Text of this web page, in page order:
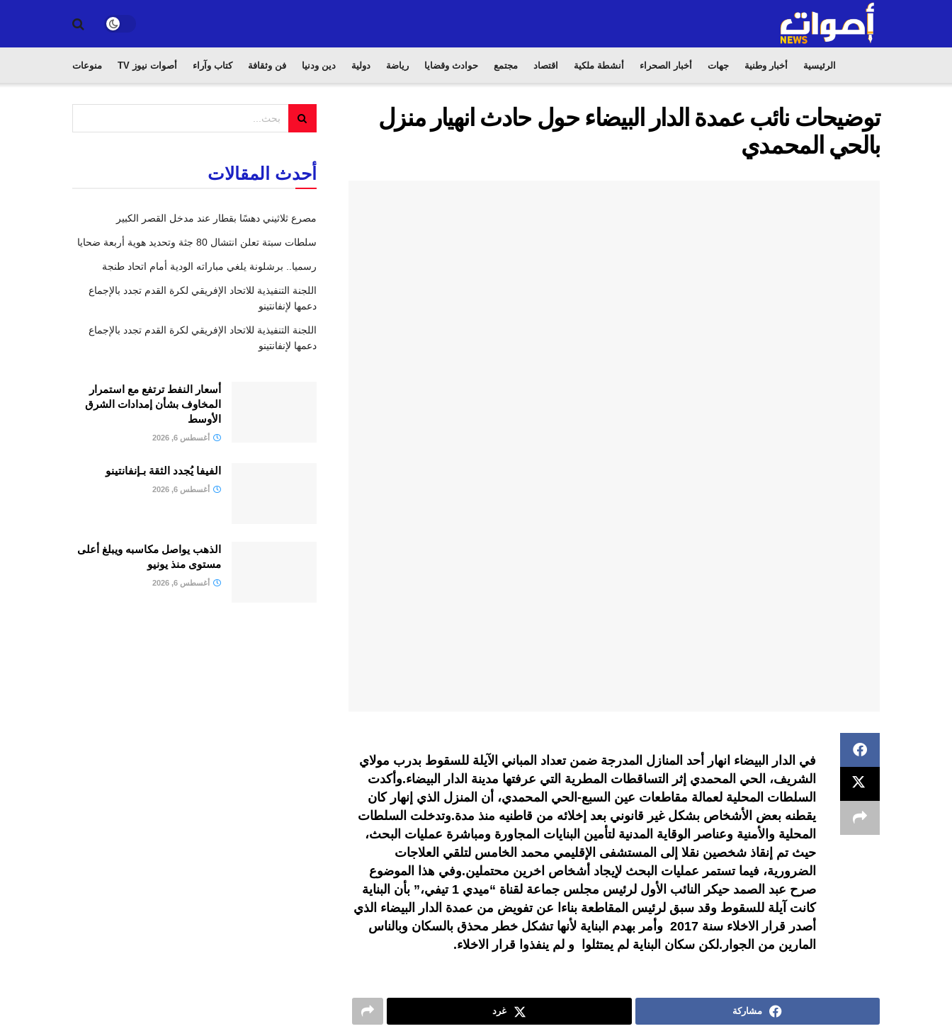
الرئيسية أخبار وطنية جهات أخبار الصحراء أنشطة ملكية اقتصاد مجتمع حوادث وقضايا رياضة دولية دين ودنيا فن وثقافة كتاب وآراء أصوات نيوز TV منوعات
توضيحات نائب عمدة الدار البيضاء حول حادث انهيار منزل
بالحي المحمدي
في الدار البيضاء انهار أحد المنازل المدرجة ضمن تعداد المباني الآيلة للسقوط بدرب مولاي
الشريف، الحي المحمدي إثر التساقطات المطرية التي عرفتها مدينة الدار البيضاء.وأكدت
السلطات المحلية لعمالة مقاطعات عين السبع-الحي المحمدي، أن المنزل الذي إنهار كان
يقطنه بعض الأشخاص بشكل غير قانوني بعد إخلائه من قاطنيه منذ مدة.وتدخلت السلطات
المحلية والأمنية وعناصر الوقاية المدنية لتأمين البنايات المجاورة ومباشرة عمليات البحث،
حيث تم إنقاذ شخصين نقلا إلى المستشفى الإقليمي محمد الخامس لتلقي العلاجات
الضرورية، فيما تستمر عمليات البحث لإيجاد أشخاص اخرين محتملين.وفي هذا الموضوع
صرح عبد الصمد حيكر النائب الأول لرئيس مجلس جماعة لقناة “ميدي 1 تيفي،” بأن البناية
كانت آيلة للسقوط وقد سبق لرئيس المقاطعة بناءا عن تفويض من عمدة الدار البيضاء الذي
أصدر قرار الاخلاء سنة 2017 وأمر بهدم البناية لأنها تشكل خطر محذق بالسكان وبالناس
المارين من الجوار.لكن سكان البناية لم يمتثلوا و لم ينفذوا قرار الاخلاء.
مشاركة غرد
أحدث المقالات
مصرع ثلاثيني دهسًا بقطار عند مدخل القصر الكبير
سلطات سبتة تعلن انتشال 80 جثة وتحديد هوية أربعة ضحايا
رسميا.. برشلونة يلغي مباراته الودية أمام اتحاد طنجة
اللجنة التنفيذية للاتحاد الإفريقي لكرة القدم تجدد بالإجماع
دعمها لإنفانتينو
اللجنة التنفيذية للاتحاد الإفريقي لكرة القدم تجدد بالإجماع
دعمها لإنفانتينو
أسعار النفط ترتفع مع استمرار
المخاوف بشأن إمدادات الشرق
الأوسط
أغسطس 6, 2026
الفيفا يُجدد الثقة بـإنفانتينو
أغسطس 6, 2026
الذهب يواصل مكاسبه ويبلغ أعلى
مستوى منذ يونيو
أغسطس 6, 2026